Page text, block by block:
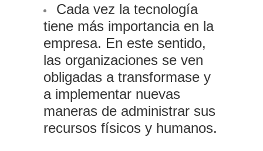
Cada vez la tecnología
tiene más importancia en la
empresa. En este sentido,
las organizaciones se ven
obligadas a transformase y
a implementar nuevas
maneras de administrar sus
recursos físicos y humanos.